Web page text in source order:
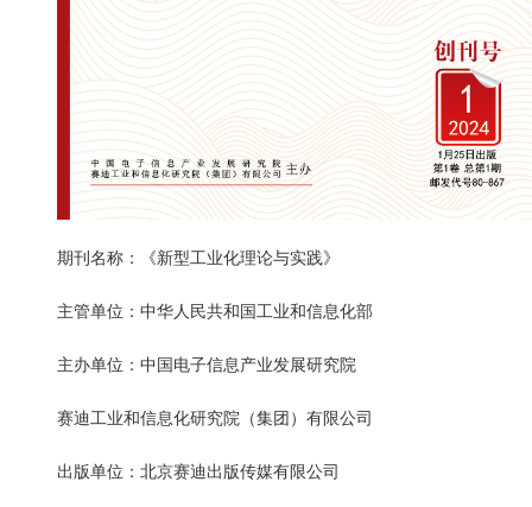
期刊名称：《新型工业化理论与实践》
主管单位：中华人民共和国工业和信息化部
主办单位：中国电子信息产业发展研究院
赛迪工业和信息化研究院（集团）有限公司
出版单位：北京赛迪出版传媒有限公司